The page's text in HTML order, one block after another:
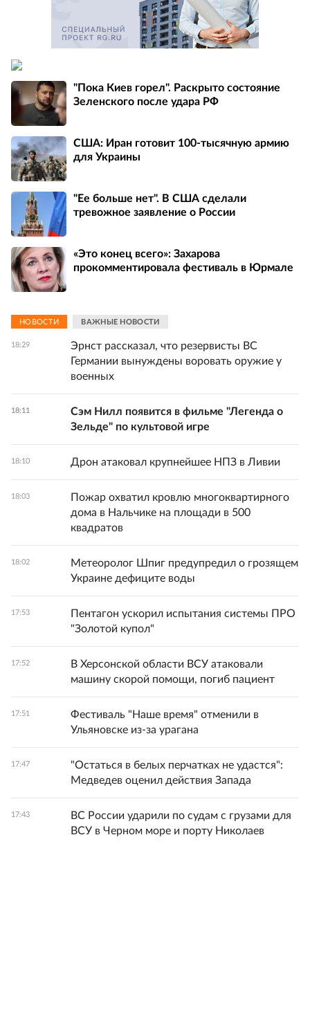
"Пока Киев горел". Раскрыто состояние
Зеленского после удара РФ
США: Иран готовит 100-тысячную армию
для Украины
"Ее больше нет". В США сделали
тревожное заявление о России
«Это конец всего»: Захарова
прокомментировала фестиваль в Юрмале
НОВОСТИ ВАЖНЫЕ НОВОСТИ
18:29
Эрнст рассказал, что резервисты ВС
Германии вынуждены воровать оружие у
военных
18:11
Сэм Нилл появится в фильме "Легенда о
Зельде" по культовой игре
18:10 Дрон атаковал крупнейшее НПЗ в Ливии
18:03
Пожар охватил кровлю многоквартирного
дома в Нальчике на площади в 500
квадратов
18:02
Метеоролог Шпиг предупредил о грозящем
Украине дефиците воды
17:53
Пентагон ускорил испытания системы ПРО
"Золотой купол"
17:52
В Херсонской области ВСУ атаковали
машину скорой помощи, погиб пациент
17:51
Фестиваль "Наше время" отменили в
Ульяновске из-за урагана
17:47
"Остаться в белых перчатках не удастся":
Медведев оценил действия Запада
17:43
ВС России ударили по судам с грузами для
ВСУ в Черном море и порту Николаев